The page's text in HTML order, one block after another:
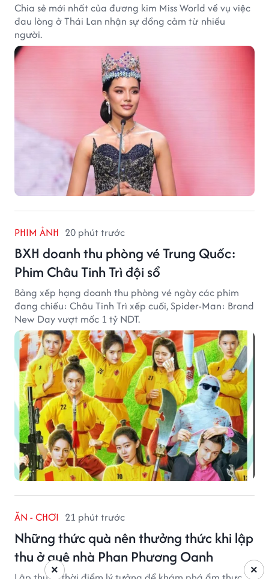
Chia sẻ mới nhất của đương kim Miss World về vụ việc
đau lòng ở Thái Lan nhận sự đồng cảm từ nhiều
người.
PHIM ẢNH 20 phút trước
BXH doanh thu phòng vé Trung Quốc:
Phim Châu Tinh Trì đội sổ
Bảng xếp hạng doanh thu phòng vé ngày các phim
đang chiếu: Châu Tinh Trì xếp cuối, Spider-Man: Brand
New Day vượt mốc 1 tỷ NDT.
ĂN - CHƠI 21 phút trước
Những thức quà nên thưởng thức khi lập
thu ở quê nhà Phan Phương Oanh
×
×